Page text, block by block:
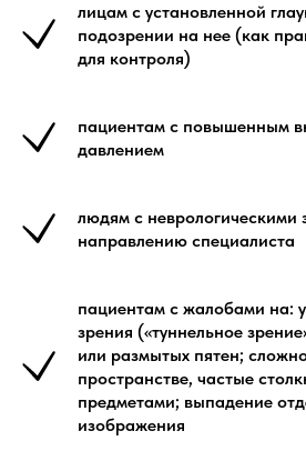
лицам с установленной
подозрении на нее (как
для контроля)
пациентам с повышенным
давлением
людям с
направлению специалиста
пациентам с жалобами на:
зрения («туннельное
или размытых пятен;
пространстве, частые
предметами; выпадение
изображения